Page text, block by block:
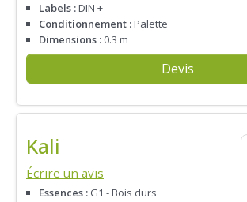
Labels :DIN +
Conditionnement :Palette
Dimensions : 0.3 m
Devis
Kali
Écrire un avis
Essences : G1 - Bois durs